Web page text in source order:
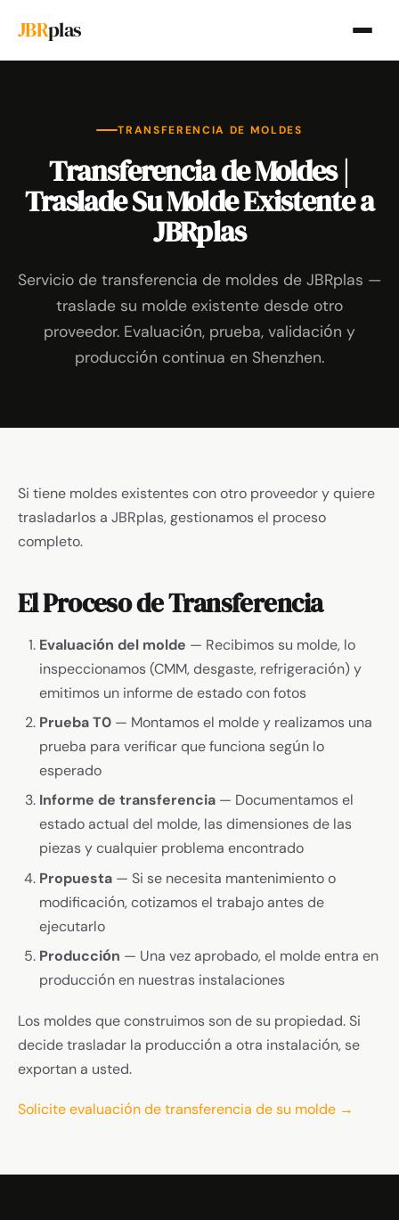
JBRplas
TRANSFERENCIA DE MOLDES
Transferencia de Moldes |
Traslade Su Molde Existente a
JBRplas
Servicio de transferencia de moldes de JBRplas —
traslade su molde existente desde otro
proveedor. Evaluación, prueba, validación y
producción continua en Shenzhen.
Si tiene moldes existentes con otro proveedor y quiere
trasladarlos a JBRplas, gestionamos el proceso
completo.
El Proceso de Transferencia
Evaluación del molde — Recibimos su molde, lo
inspeccionamos (CMM, desgaste, refrigeración) y
emitimos un informe de estado con fotos
Prueba T0 — Montamos el molde y realizamos una
prueba para verificar que funciona según lo
esperado
Informe de transferencia — Documentamos el
estado actual del molde, las dimensiones de las
piezas y cualquier problema encontrado
Propuesta — Si se necesita mantenimiento o
modificación, cotizamos el trabajo antes de
ejecutarlo
Producción — Una vez aprobado, el molde entra en
producción en nuestras instalaciones
Los moldes que construimos son de su propiedad. Si
decide trasladar la producción a otra instalación, se
exportan a usted.
Solicite evaluación de transferencia de su molde →